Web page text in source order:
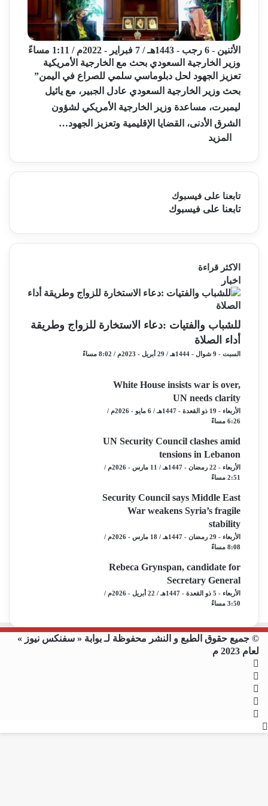
الأثنين - 6 رجب - 1443هـ / 7 فبراير - 2022م / 1:11 مساءً
وزير الخارجية السعودي بحث مع الخارجية الأمريكية
تعزيز الجهود لحل دبلوماسي سلمي للصراع في اليمن”
بحث وزير الخارجية السعودي عادل الجبير، مع يائيل
ليمبرت، مساعدة وزير الخارجية الأمريكي لشؤون
الشرق الأدنى، القضايا الإقليمية وتعزيز الجهود…
المزيد
تابعنا على فيسبوك
تابعنا على فيسبوك
الاكثر قراءة
اخبار
للشباب والفتيات :دعاء الاستخارة للزواج وطريقة
أداء الصلاة
السبت - 9 شوال - 1444هـ / 29 أبريل - 2023م / 8:02 مساءً
White House insists war is over,
UN needs clarity
الأربعاء - 19 ذو القعدة - 1447هـ / 6 مايو - 2026م /
6:26 مساءً
UN Security Council clashes amid
tensions in Lebanon
الأربعاء - 22 رمضان - 1447هـ / 11 مارس - 2026م /
2:51 مساءً
Security Council says Middle East
War weakens Syria’s fragile
stability
الأربعاء - 29 رمضان - 1447هـ / 18 مارس - 2026م /
8:08 مساءً
Rebeca Grynspan, candidate for
Secretary General
الأربعاء - 5 ذو القعدة - 1447هـ / 22 أبريل - 2026م /
3:50 مساءً
© جميع حقوق الطبع و النشر محفوظة لـ بوابة « سفنكس نيوز »
لعام 2023 م